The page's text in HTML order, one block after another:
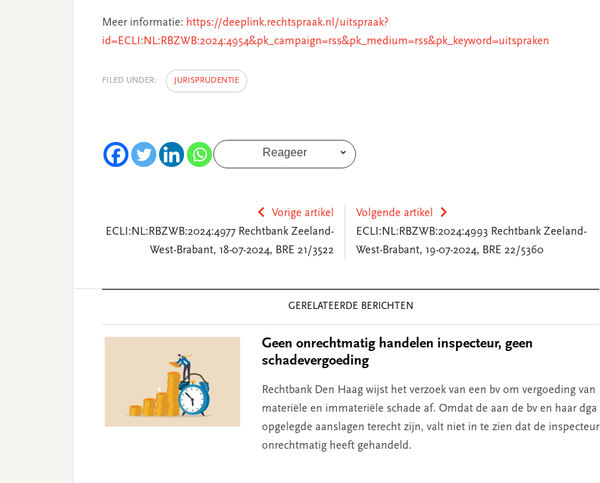
Meer informatie: https://deeplink.rechtspraak.nl/uitspraak?
id=ECLI:NL:RBZWB:2024:4954&pk_campaign=rss&pk_medium=rss&pk_keyword=uitspraken
FILED UNDER: JURISPRUDENTIE
Reageer
Vorige artikel
ECLI:NL:RBZWB:2024:4977 Rechtbank Zeeland-
West-Brabant, 18-07-2024, BRE 21/3522
Volgende artikel
ECLI:NL:RBZWB:2024:4993 Rechtbank Zeeland-
West-Brabant, 19-07-2024, BRE 22/5360
GERELATEERDE BERICHTEN
Geen onrechtmatig handelen inspecteur, geen
schadevergoeding
Rechtbank Den Haag wijst het verzoek van een bv om vergoeding van
materiële en immateriële schade af. Omdat de aan de bv en haar dga
opgelegde aanslagen terecht zijn, valt niet in te zien dat de inspecteur
onrechtmatig heeft gehandeld.